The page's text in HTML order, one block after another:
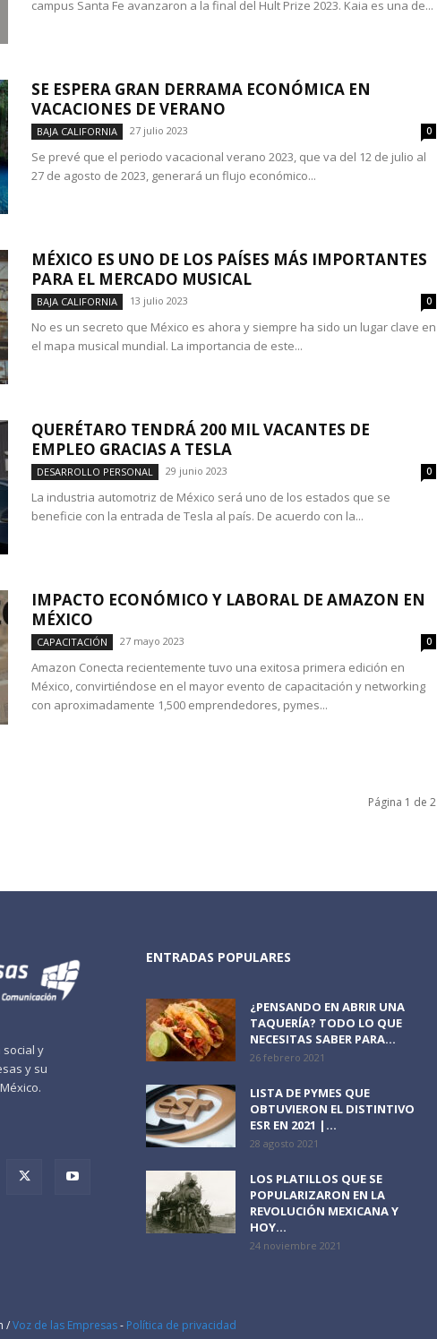
campus Santa Fe avanzaron a la final del Hult Prize 2023. Kaia es una de...
SE ESPERA GRAN DERRAMA ECONÓMICA EN
VACACIONES DE VERANO
BAJA CALIFORNIA 27 julio 2023 0
Se prevé que el periodo vacacional verano 2023, que va del 12 de julio al
27 de agosto de 2023, generará un flujo económico...
MÉXICO ES UNO DE LOS PAÍSES MÁS IMPORTANTES
PARA EL MERCADO MUSICAL
BAJA CALIFORNIA 13 julio 2023 0
No es un secreto que México es ahora y siempre ha sido un lugar clave en
el mapa musical mundial. La importancia de este...
QUERÉTARO TENDRÁ 200 MIL VACANTES DE
EMPLEO GRACIAS A TESLA
DESARROLLO PERSONAL 29 junio 2023 0
La industria automotriz de México será uno de los estados que se
beneficie con la entrada de Tesla al país. De acuerdo con la...
IMPACTO ECONÓMICO Y LABORAL DE AMAZON EN
MÉXICO
CAPACITACIÓN 27 mayo 2023 0
Amazon Conecta recientemente tuvo una exitosa primera edición en
México, convirtiéndose en el mayor evento de capacitación y networking
con aproximadamente 1,500 emprendedores, pymes...
Página 1 de 2
social y
y su
ENTRADAS POPULARES
¿PENSANDO EN ABRIR UNA
TAQUERÍA? TODO LO QUE
NECESITAS SABER PARA...
26 febrero 2021
LISTA DE PYMES QUE
OBTUVIERON EL DISTINTIVO
ESR EN 2021 |...
28 agosto 2021
LOS PLATILLOS QUE SE
POPULARIZARON EN LA
REVOLUCIÓN MEXICANA Y
HOY...
24 noviembre 2021
/Voz de las Empresas- Política de privacidad